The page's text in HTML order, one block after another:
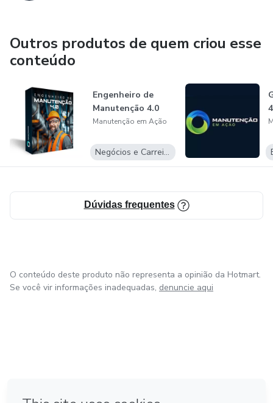
Outros produtos de quem criou esse
conteúdo
Engenheiro de
Manutenção 4.0
Manutenção em Ação
Negócios e Carreira
Dúvidas frequentes
O conteúdo deste produto não representa a opinião da Hotmart.
Se você vir informações inadequadas, denuncie aqui